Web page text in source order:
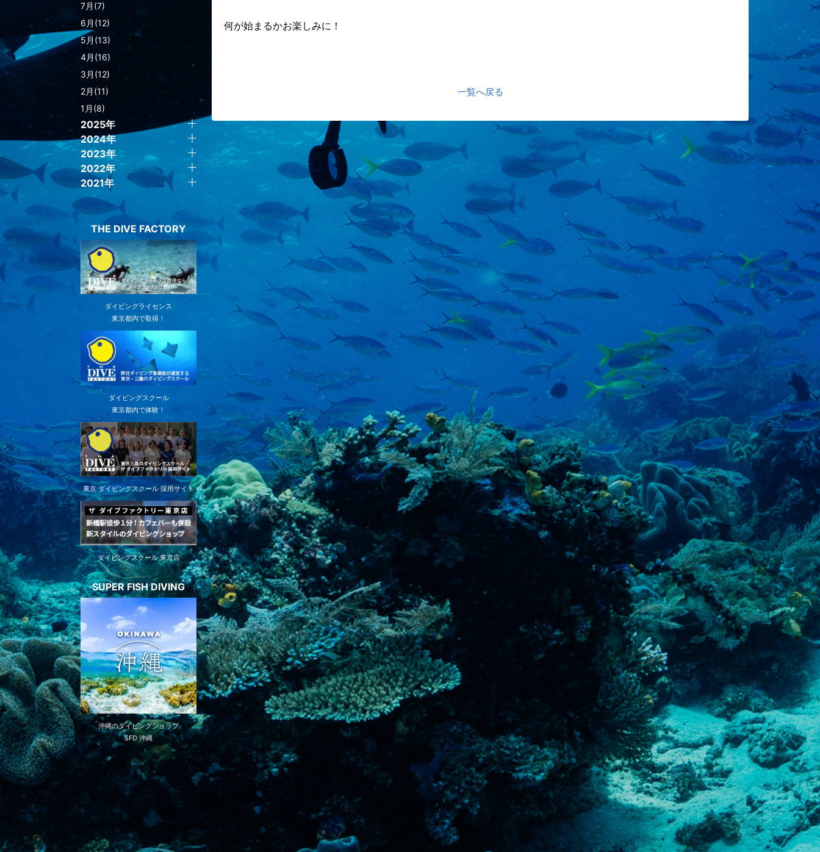
何が始まるかお楽しみに！
一覧へ戻る
7月(7)
6月(12)
5月(13)
4月(16)
3月(12)
2月(11)
1月(8)
2025年
2024年
2023年
2022年
2021年
THE DIVE FACTORY
ダイビングライセンス
東京都内で取得！
ダイビングスクール
東京都内で体験！
東京 ダイビングスクール 採用サイト
ダイビングスクール 東京店
SUPER FISH DIVING
沖縄のダイビングショップ
SFD 沖縄